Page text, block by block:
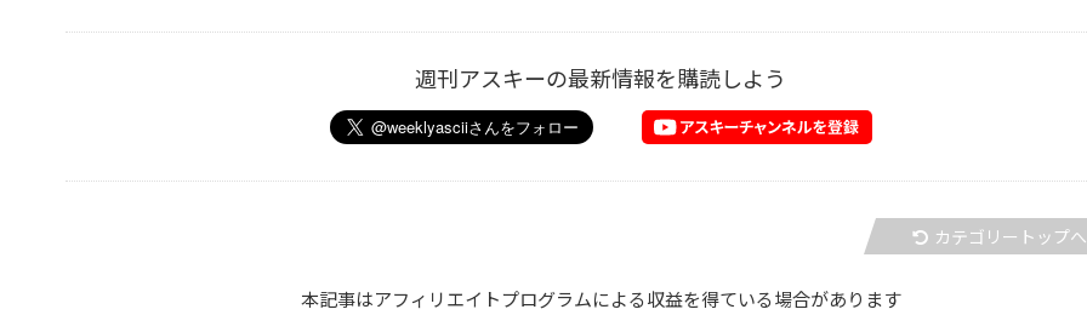
週刊アスキーの最新情報を購読しよう
カテゴリートップへ
本記事はアフィリエイトプログラムによる収益を得ている場合があります